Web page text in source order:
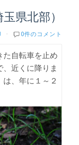
県北部）
· 0件のコメント
自転車を止め
近くに降りま
、年に１～２